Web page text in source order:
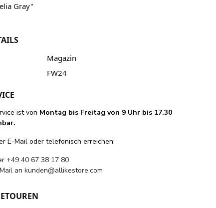
Gray"
Magazin
FW24
ist von Montag bis Freitag von 9 Uhr bis 17.30
E-Mail oder telefonisch erreichen:
+49 40 67 38 17 80
ankunden@allikestore.com